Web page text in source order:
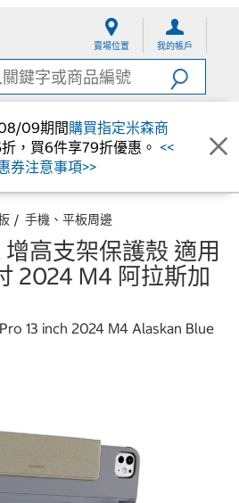
賣場位置 我的帳戶
09期間購買指定米森商
，買6件享79折優惠。 <<
券注意事項>>
手機、平板周邊
高支架保護殼 適用
2024 M4 阿拉斯加
13 inch 2024 M4 Alaskan Blue